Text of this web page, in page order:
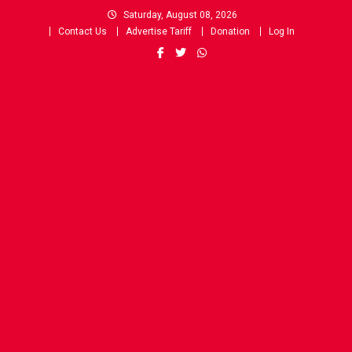
Saturday, August 08, 2026
Contact Us
Advertise Tariff Donation Log In